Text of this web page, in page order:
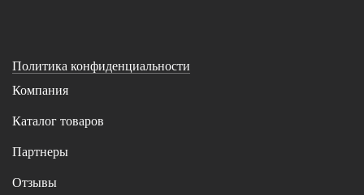
Политика конфиденциальности
Компания
Каталог товаров
Партнеры
Отзывы